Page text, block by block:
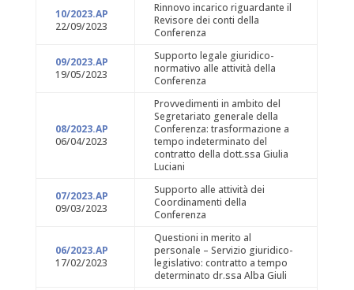
10/2023.AP
22/09/2023
Rinnovo incarico riguardante il
Revisore dei conti della
Conferenza
09/2023.AP
19/05/2023
Supporto legale giuridico-
normativo alle attività della
Conferenza
08/2023.AP
06/04/2023
Provvedimenti in ambito del
Segretariato generale della
Conferenza: trasformazione a
tempo indeterminato del
contratto della dott.ssa Giulia
Luciani
07/2023.AP
09/03/2023
Supporto alle attività dei
Coordinamenti della
Conferenza
06/2023.AP
17/02/2023
Questioni in merito al
personale – Servizio giuridico-
legislativo: contratto a tempo
determinato dr.ssa Alba Giuli